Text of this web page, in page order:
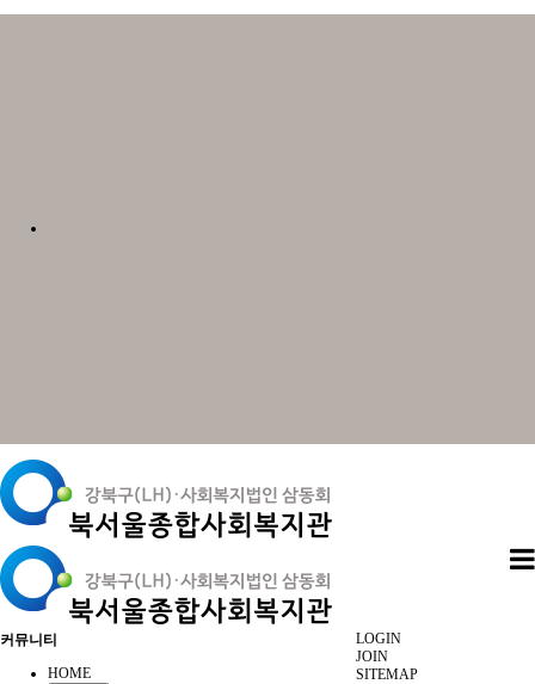
LOGIN
JOIN
SITEMAP
커뮤니티
HOME